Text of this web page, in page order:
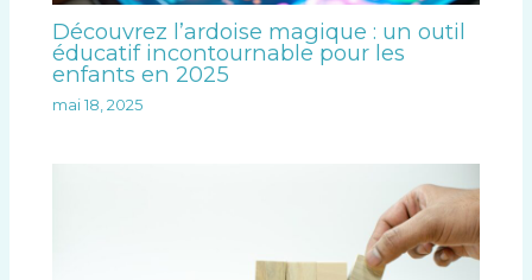
Découvrez l’ardoise magique : un outil
éducatif incontournable pour les
enfants en 2025
mai 18, 2025